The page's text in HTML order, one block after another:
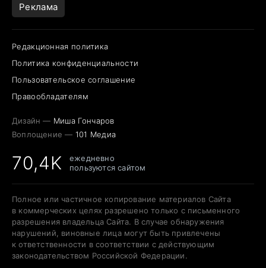
Реклама
Редакционная политика
Политика конфиденциальности
Пользовательское соглашение
Правообладателям
Дизайн — Миша Гончаров
Воплощение — 101 Медиа
70,4K
ежедневно
пользуются сайтом
Полное или частичное копирование материалов Сайта
в коммерческих целях разрешено только с письменного
разрешения владельца Сайта. В случае обнаружения
нарушений, виновные лица могут быть привлечены
к ответственности в соответствии с действующим
законодательством Российской Федерации.